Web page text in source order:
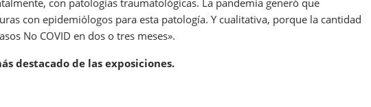
con patologías traumatológicas. La pandemia generó que
con epidemiólogos para esta patología. Y cualitativa, porque la cantidad
No COVID en dos o tres meses».
destacado de las exposiciones.